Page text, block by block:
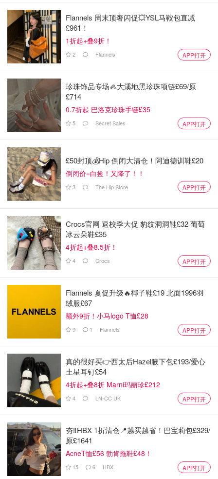
Flannels 周末顶奢闪促💥YSL马鞍包直减
£961！
1折起+叠9折！
2 Flannels APP打开
珍珠饰品专场🦪大溪地黑珍珠项链£69/原
£714
0.7折起 巴洛克珍珠手链£35
5 Secret Sales APP打开
£50封顶💰Hip 倒闭大清仓！阿迪德训鞋£20
倒闭价=白捡！又降了！！
3 The Hip Store APP打开
Crocs官网 返校季大促 豹纹洞洞鞋£32 葡萄
冰云朵鞋£35
4折起+叠8.5折！
4 Crocs APP打开
Flannels 夏促升级🔥椰子鞋£19 北面1996羽
绒服£67
额外9折！小马logo T恤£28
9 1 Flannels APP打开
真的很好买👉西太后Hazel腋下包£193/爱心
土星耳钉£54
4折起+叠8折 Marni玛丽珍£212
4 LN-CC UK APP打开
夯‼️HBX 1折清仓📍越买越省！巴宝莉包£329/
原£1641
AcneT恤£56 勃肯拖鞋£48！
15 6 HBX APP打开